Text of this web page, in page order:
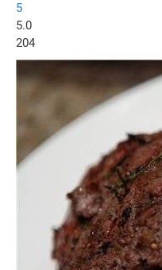
5
5.0
204